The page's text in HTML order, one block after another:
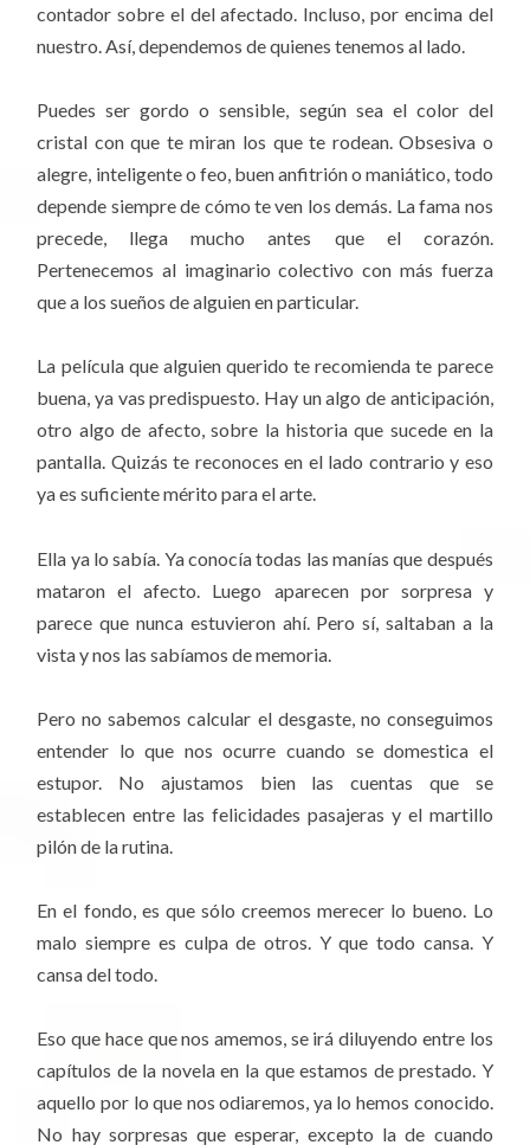
contador sobre el del afectado. Incluso, por encima del
nuestro. Así, dependemos de quienes tenemos al lado.
Puedes ser gordo o sensible, según sea el color del
cristal con que te miran los que te rodean. Obsesiva o
alegre, inteligente o feo, buen anfitrión o maniático, todo
depende siempre de cómo te ven los demás. La fama nos
precede, llega mucho antes que el corazón.
Pertenecemos al imaginario colectivo con más fuerza
que a los sueños de alguien en particular.
La película que alguien querido te recomienda te parece
buena, ya vas predispuesto. Hay un algo de anticipación,
otro algo de afecto, sobre la historia que sucede en la
pantalla. Quizás te reconoces en el lado contrario y eso
ya es suficiente mérito para el arte.
Ella ya lo sabía. Ya conocía todas las manías que después
mataron el afecto. Luego aparecen por sorpresa y
parece que nunca estuvieron ahí. Pero sí, saltaban a la
vista y nos las sabíamos de memoria.
Pero no sabemos calcular el desgaste, no conseguimos
entender lo que nos ocurre cuando se domestica el
estupor. No ajustamos bien las cuentas que se
establecen entre las felicidades pasajeras y el martillo
pilón de la rutina.
En el fondo, es que sólo creemos merecer lo bueno. Lo
malo siempre es culpa de otros. Y que todo cansa. Y
cansa del todo.
Eso que hace que nos amemos, se irá diluyendo entre los
capítulos de la novela en la que estamos de prestado. Y
aquello por lo que nos odiaremos, ya lo hemos conocido.
No hay sorpresas que esperar, excepto la de cuando